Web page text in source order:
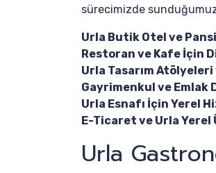
sürecimizde
Urla Butik Otel ve
Restoran ve Kafe İçin
Urla Tasarım
Gayrimenkul ve Emlak
Urla Esnafı İçin Yerel
E-Ticaret ve Urla Yerel
Urla